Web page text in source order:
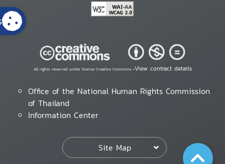
All rights reserved under license Creative Commons •View contract details
Office of the National Human Rights Commission
of Thailand
Information Center
Site Map